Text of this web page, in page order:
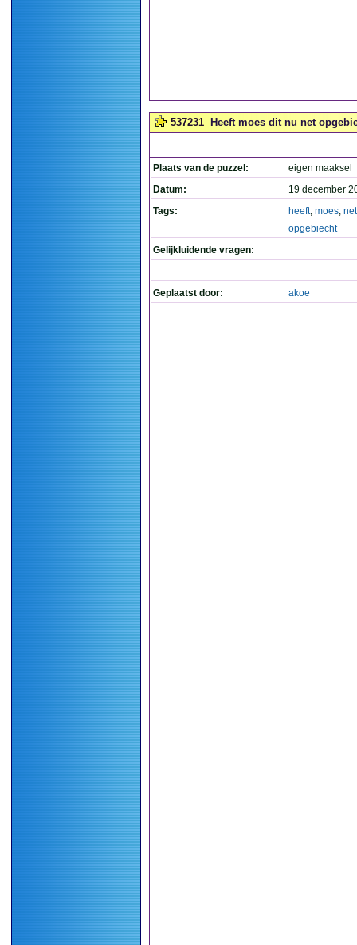
537231 Heeft moes dit nu net
Plaats van de puzzel:
eigen maaksel
Datum:
19 december
Tags:
heeft, moes, net
opgebiecht
Gelijkluidende vragen:
Geplaatst door: akoe